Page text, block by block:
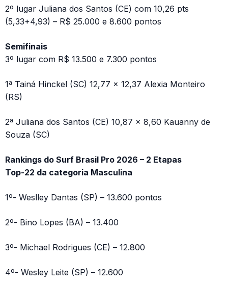
2º lugar Juliana dos Santos (CE) com 10,26 pts
(5,33+4,93) – R$ 25.000 e 8.600 pontos
Semifinais
3º lugar com R$ 13.500 e 7.300 pontos
1ª Tainá Hinckel (SC) 12,77 x 12,37 Alexia Monteiro
(RS)
2ª Juliana dos Santos (CE) 10,87 x 8,60 Kauanny de
Souza (SC)
Rankings do Surf Brasil Pro 2026 – 2 Etapas
Top-22 da categoria Masculina
1º- Weslley Dantas (SP) – 13.600 pontos
2º- Bino Lopes (BA) – 13.400
3º- Michael Rodrigues (CE) – 12.800
4º- Wesley Leite (SP) – 12.600